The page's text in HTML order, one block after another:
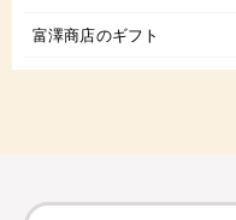
富澤商店のギフト